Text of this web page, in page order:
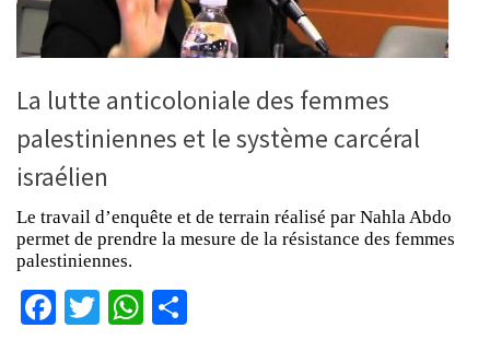
La lutte anticoloniale des femmes
palestiniennes et le système carcéral
israélien
Le travail d’enquête et de terrain réalisé par Nahla Abdo
permet de prendre la mesure de la résistance des femmes
palestiniennes.
Facebook
TwitterWhatsApp